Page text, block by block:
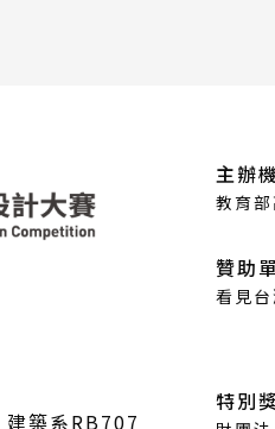
築系RB707
主辦
教育
贊助
看見
特別